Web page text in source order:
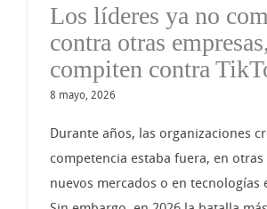
Los líderes ya no
contra otras empresas,
compiten contra
8 mayo, 2026
Durante años, las organizaciones
competencia estaba fuera, en otras
nuevos mercados o en tecnologías